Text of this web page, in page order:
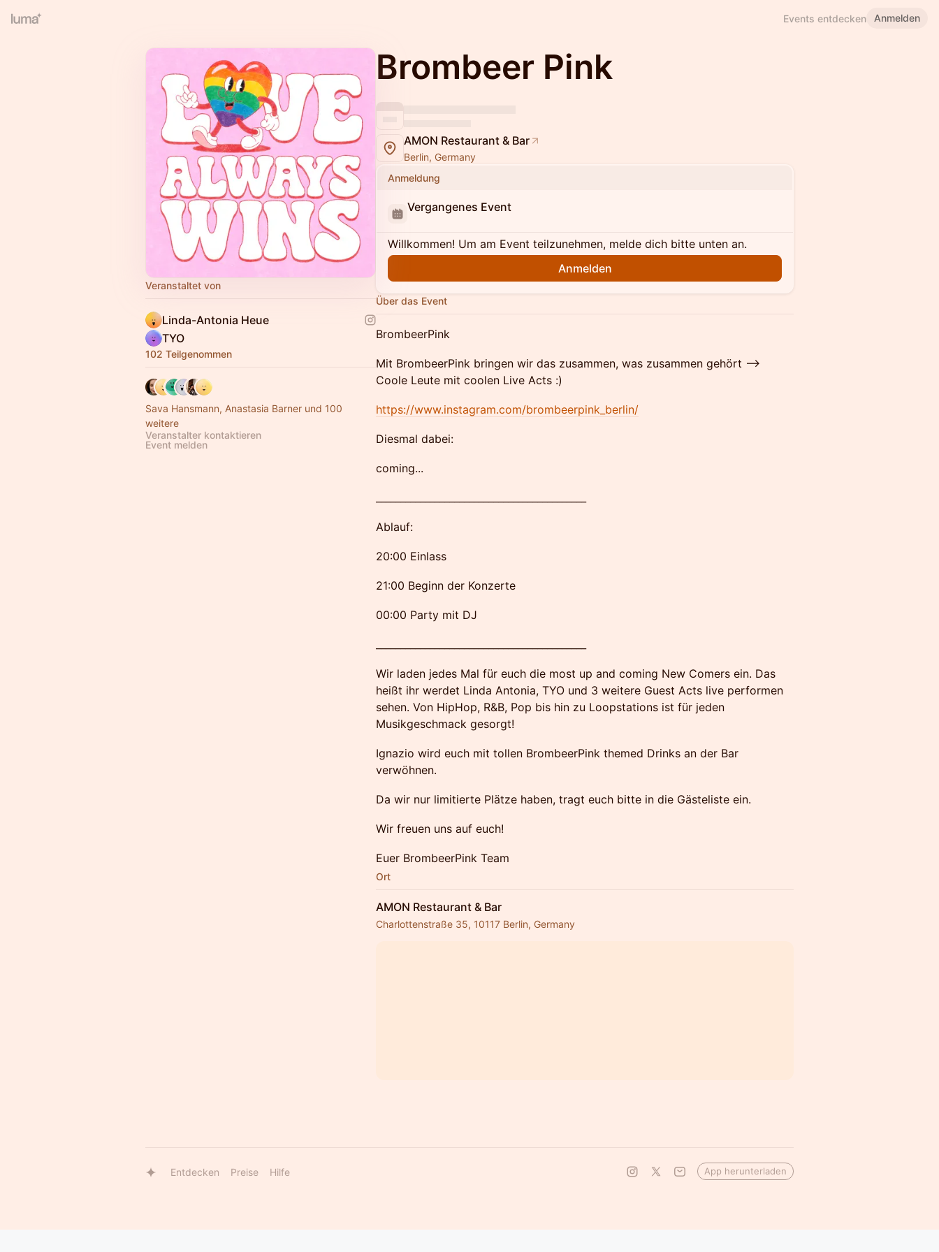
Events entdecken Anmelden
Veranstaltet von
Linda-Antonia Heue
TYO
102 Teilgenommen
Sava Hansmann, Anastasia Barner und 100
weitere
Veranstalter kontaktieren
Event melden
Brombeer Pink
AMON Restaurant & Bar
Berlin, Germany
Anmeldung
Vergangenes Event
Willkommen! Um am Event teilzunehmen, melde dich bitte unten an.
Anmelden
Über das Event
​BrombeerPink
​​Mit BrombeerPink bringen wir das zusammen, was zusammen gehört -->
Coole Leute mit coolen Live Acts :)
https://www.instagram.com/brombeerpink_berlin/
​Diesmal dabei:
coming...
​Ablauf:
​20:00 Einlass
​21:00 Beginn der Konzerte
00:00 Party mit DJ
​Wir laden jedes Mal für euch die most up and coming New Comers ein. Das
heißt ihr werdet Linda Antonia, TYO und 3 weitere Guest Acts live performen
sehen. Von HipHop, R&B, Pop bis hin zu Loopstations ist für jeden
Musikgeschmack gesorgt!
​Ignazio wird euch mit tollen BrombeerPink themed Drinks an der Bar
verwöhnen.
​Da wir nur limitierte Plätze haben, tragt euch bitte in die Gästeliste ein.
​​Wir freuen uns auf euch!
​Euer BrombeerPink Team
Ort
AMON Restaurant & Bar
Charlottenstraße 35, 10117 Berlin, Germany
Entdecken Preise Hilfe App herunterladen